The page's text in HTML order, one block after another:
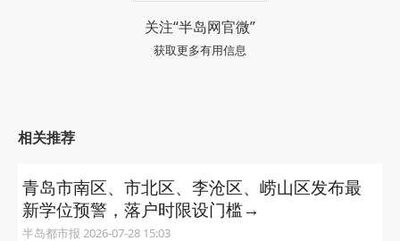
关注“半岛网官微”
获取更多有用信息
相关推荐
青岛市南区、市北区、李沧区、崂山区发布最
新学位预警，落户时限设门槛→
半岛都市报 2026-07-28 15:03